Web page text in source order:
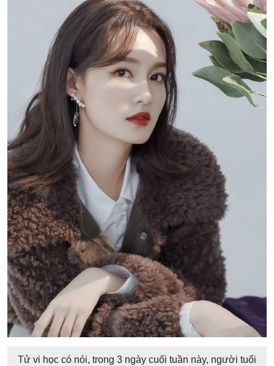
Tử vi học có nói, trong 3 ngày cuối tuần này, người tuổi